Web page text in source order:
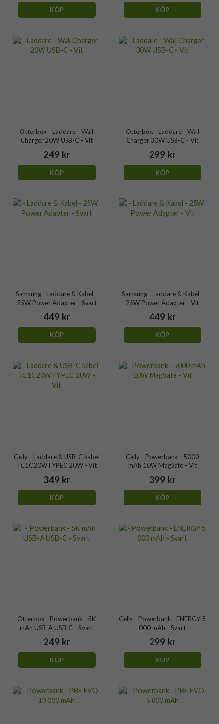
KÖP KÖP
Otterbox - Laddare - Wall
Charger 20W USB-C - Vit
249 kr
KÖP
Otterbox - Laddare - Wall
Charger 30W USB-C - Vit
299 kr
KÖP
Samsung - Laddare & Kabel -
25W Power Adapter - Svart
449 kr
KÖP
Samsung - Laddare & Kabel -
25W Power Adapter - Vit
449 kr
KÖP
Celly - Laddare & USB-C kabel
TC1C20WTYPEC 20W - Vit
349 kr
KÖP
Celly - Powerbank - 5000
mAh 10W MagSafe - Vit
399 kr
KÖP
Otterbox - Powerbank - 5K
mAh USB-A USB-C - Svart
249 kr
KÖP
Celly - Powerbank - ENERGY 5
000 mAh - Svart
299 kr
KÖP